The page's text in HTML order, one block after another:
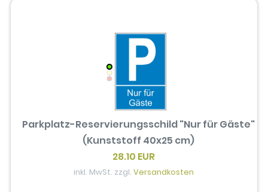
Parkplatz-Reservierungsschild "Nur für Gäste"
(Kunststoff 40x25 cm)
28.10 EUR
inkl. MwSt. zzgl.Versandkosten